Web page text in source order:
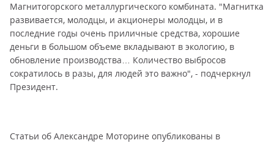
Магнитогорского металлургического комбината. "Магнитка
развивается, молодцы, и акционеры молодцы, и в
последние годы очень приличные средства, хорошие
деньги в большом объеме вкладывают в экологию, в
обновление производства… Количество выбросов
сократилось в разы, для людей это важно", - подчеркнул
Президент.
Статьи об Александре Моторине опубликованы в